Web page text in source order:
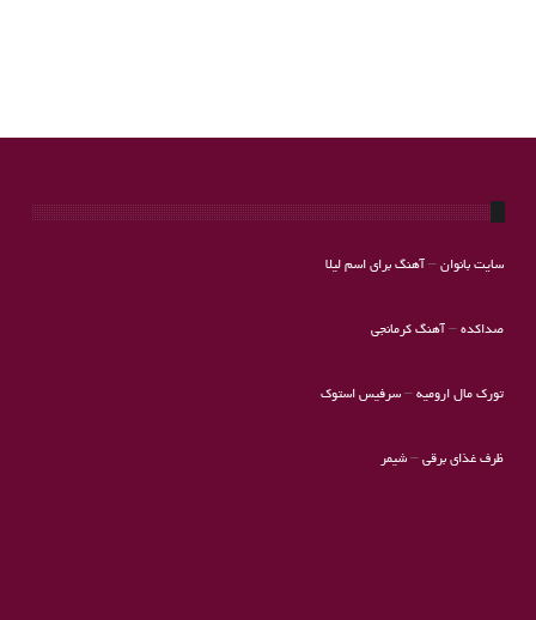
سایت بانوان– آهنگ برای اسم لیلا
صداکده– آهنگ کرمانجی
تورک مال ارومیه–سرفیس استوک
ظرف غذای برقی– شیمر